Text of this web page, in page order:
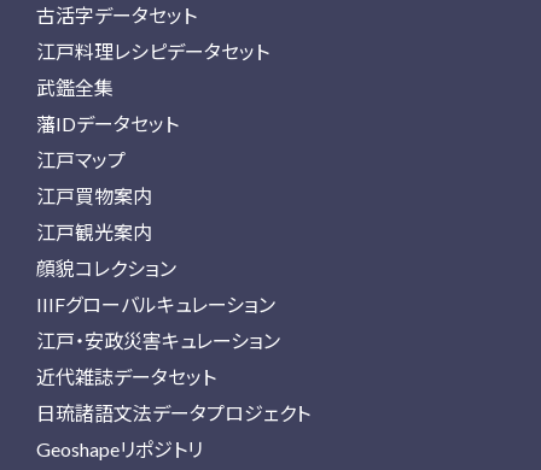
古活字データセット
江戸料理レシピデータセット
武鑑全集
藩IDデータセット
江戸マップ
江戸買物案内
江戸観光案内
顔貌コレクション
IIIFグローバルキュレーション
江戸・安政災害キュレーション
近代雑誌データセット
日琉諸語文法データプロジェクト
Geoshapeリポジトリ